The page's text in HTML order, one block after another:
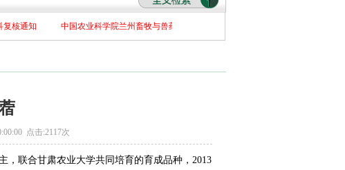
核通知 中国农业科学院兰州畜牧与兽药研究所关于2026年博士招生补充报名初选者名
点击:2117次
，联合甘肃农业大学共同培育的育成品种，2013